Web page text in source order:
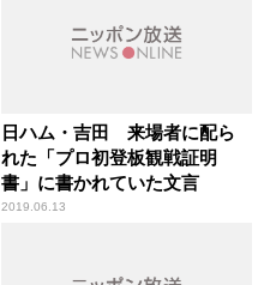
日ハム・吉田 来場者に配ら
れた「プロ初登板観戦証明
書」に書かれていた文言
2019.06.13